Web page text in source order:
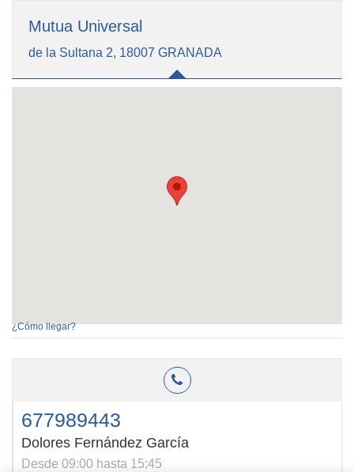
Mutua Universal
de la Sultana 2, 18007 GRANADA
¿Cómo llegar?
677989443
Dolores Fernández García
Desde 09:00 hasta 15:45